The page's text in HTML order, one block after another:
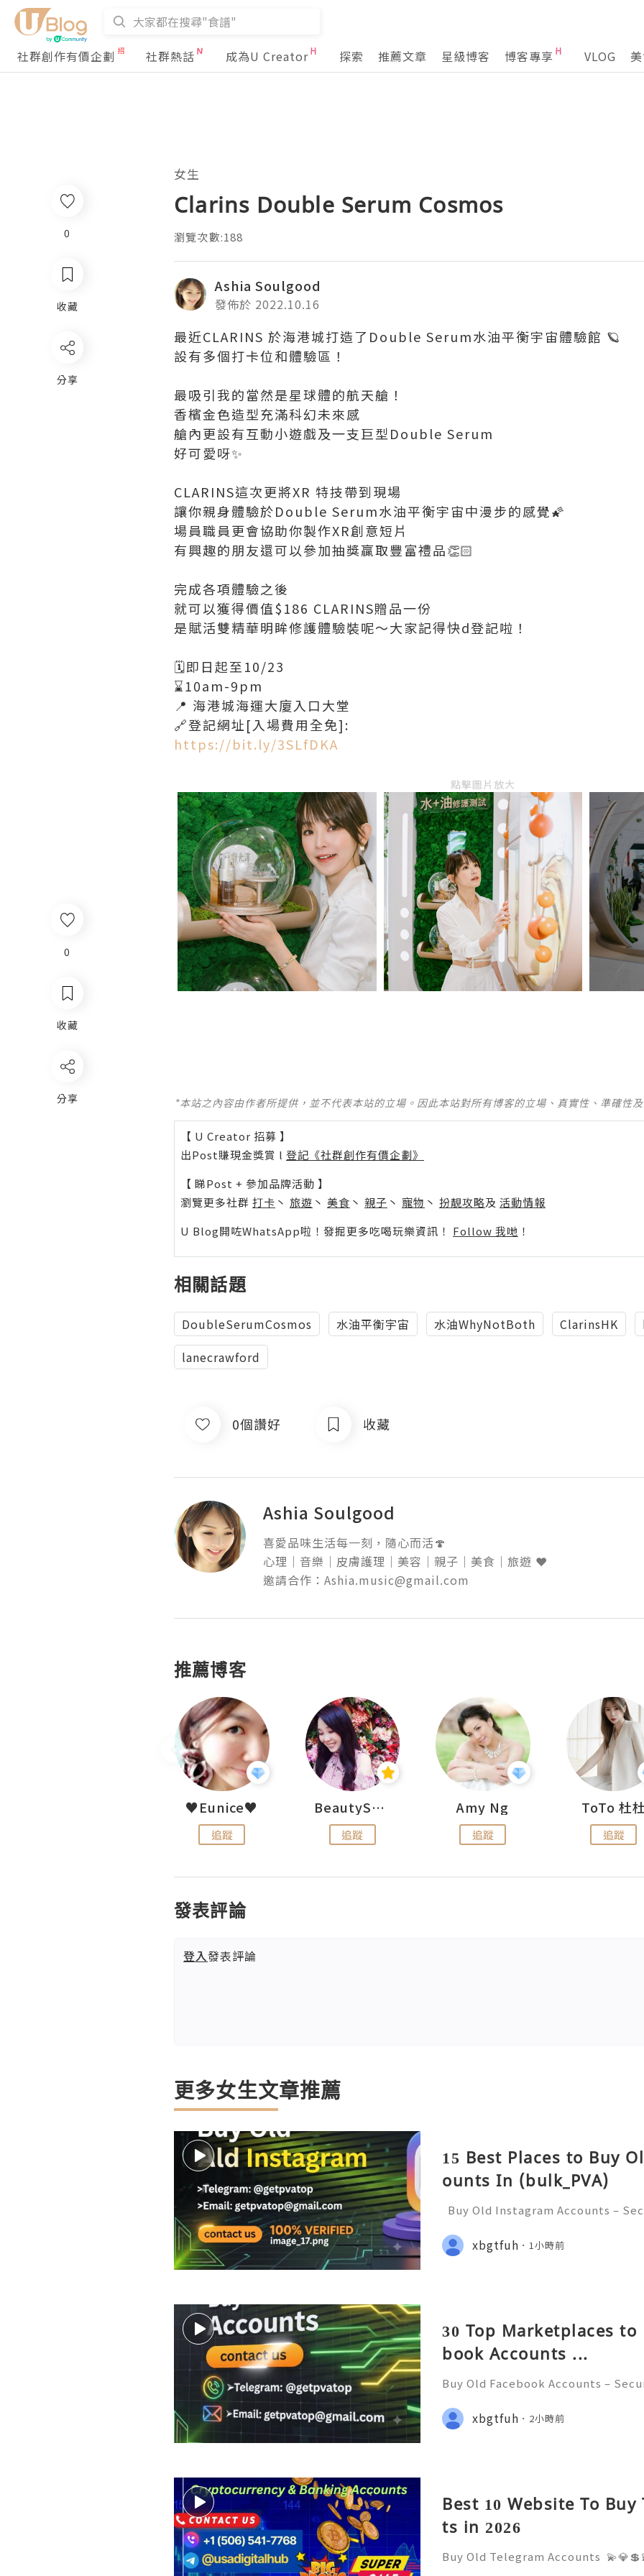
社群創作有價企劃 社群熱話 成為U Creator 探索 推薦文章 星級博客 博客專享 VLOG
0
收藏
分享
女生
Clarins Double Serum Cosmos
瀏覽次數:188
Ashia Soulgood
發佈於 2022.10.16
最近CLARINS 於海港城打造了Double Serum水油平衡宇宙體驗館 🪐
設有多個打卡位和體驗區！
最吸引我的當然是星球體的航天艙！
香檳金色造型充滿科幻未來感
艙內更設有互動小遊戲及一支巨型Double Serum
好可愛呀✨
CLARINS這次更將XR 特技帶到現場
讓你親身體驗於Double Serum水油平衡宇宙中漫步的感覺🌠
場員職員更會協助你製作XR創意短片
有興趣的朋友還可以參加抽獎贏取豐富禮品👏🏻
完成各項體驗之後
就可以獲得價值$186 CLARINS贈品一份
是賦活雙精華明眸修護體驗裝呢～大家記得快d登記啦！
🗓即日起至10/23
⌛️10am-9pm
📍 海港城海運大廈入口大堂
🔗登記網址[入場費用全免]:
https://bit.ly/3SLfDKA
點擊圖片放大
*本站之內容由作者所提供，並不代表本站的立場。因此本站對所有博客的立場、真實性、準確性
【 U Creator 招募 】
出Post賺現金獎賞 l 登記《社群創作有價企劃》
【 睇Post + 參加品牌活動 】
瀏覽更多社群 打卡 丶 旅遊 丶 美食 丶 親子 丶 寵物 丶 扮靚攻略及 活動情報
U Blog開咗WhatsApp啦！發掘更多吃喝玩樂資訊！ Follow 我哋 ！
相關話題
DoubleSerumCosmos 水油平衡宇宙 水油WhyNotBoth ClarinsHK
lanecrawford
0個讚好 收藏
Ashia Soulgood
喜愛品味生活每一刻，隨心而活🍄
心理｜音樂｜皮膚護理｜美容｜親子｜美食｜旅遊 ❤️
推薦博客
♥Eunice♥
追蹤
BeautySearch
追蹤
Amy Ng
追蹤
ToTo 杜
追蹤
發表評論
登入發表評論
更多女生文章推薦
15 Best Places to Buy
ounts In (bulk_PVA)
Buy Old Instagram Accounts –
INSTANT REPLY GUARANTEED
etpvatop ⚡️📢👤🔔 Telegram
xbgtfuh 1小時前
30 Top Marketplaces to
book Accounts ...
Buy Old Facebook Accounts –
NSTANT REPLY GUARANTEED
tpvatop ⚡️📢👤🔔 Telegram
xbgtfuh 2小時前
Best 10 Website To
ts in 2026
Buy Old Telegram Accounts
0
收藏
分享